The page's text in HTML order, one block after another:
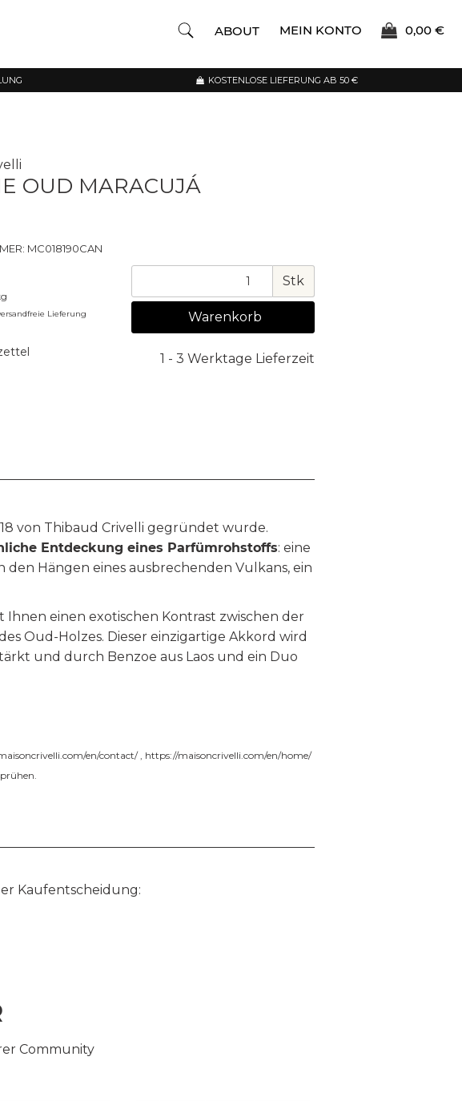
ABOUT MEIN KONTO 0,00 €
KOSTENLOSE LIEFERUNG AB 50 €
OUD MARACUJÁ
MC018190CAN
Lieferung
Stk
Warenkorb
1 - 3 Werktage Lieferzeit
von Thibaud Crivelli gegründet wurde.
Entdeckung eines Parfümrohstoffs: eine
Hängen eines ausbrechenden Vulkans, ein
einen exotischen Kontrast zwischen der
Oud-Holzes. Dieser einzigartige Akkord wird
und durch Benzoe aus Laos und ein Duo
en/contact/, https://maisoncrivelli.com/en/home/
Kaufentscheidung:
Community